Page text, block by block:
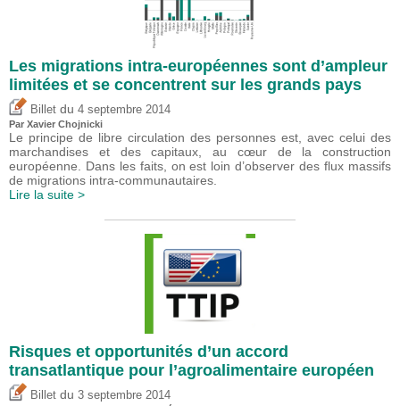
Les migrations intra-européennes sont d’ampleur
limitées et se concentrent sur les grands pays
Billet du 4 septembre 2014
Par Xavier Chojnicki
Le principe de libre circulation des personnes est, avec celui des
marchandises et des capitaux, au cœur de la construction
européenne. Dans les faits, on est loin d’observer des flux massifs
de migrations intra-communautaires.
Lire la suite >
Risques et opportunités d’un accord
transatlantique pour l’agroalimentaire européen
Billet du 3 septembre 2014